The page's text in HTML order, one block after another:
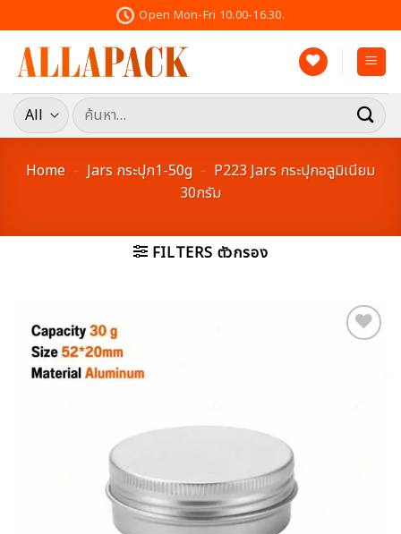
to
content
Open Mon-Fri 10.00-16.30.
ค้นหา:
Home - Jars กระปุก1-50g - P223 Jars กระปุกอลูมิเนียม
30กรัม
FILTERS ตัวกรอง